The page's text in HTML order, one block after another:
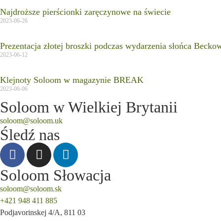
Najdroższe pierścionki zaręczynowe na świecie
2023-06-26
Prezentacja złotej broszki podczas wydarzenia słońca
2023-06-12
Klejnoty Soloom w magazynie BREAK
2023-06-06
Soloom w Wielkiej Brytanii
soloom@soloom.uk
Śledź nas
Soloom Słowacja
soloom@soloom.sk
+421 948 411 885
Podjavorinskej 4/A, 811 03